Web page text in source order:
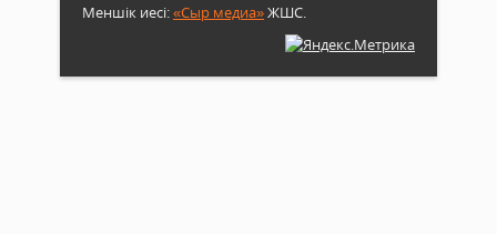
Меншік иесі:«Сыр медиа»ЖШС.